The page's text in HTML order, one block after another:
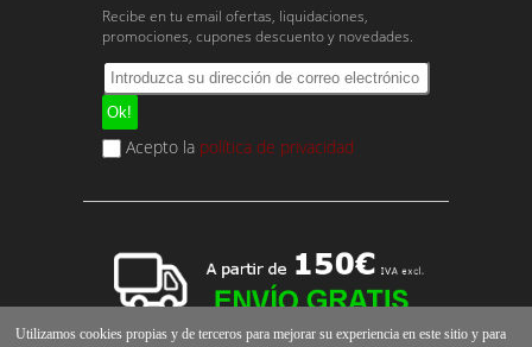
Recibe en tu email ofertas, liquidaciones,
promociones, cupones descuento y novedades.
Acepto la política de privacidad
Utilizamos cookies propias y de terceros para mejorar su experiencia en este sitio y para